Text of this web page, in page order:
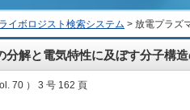
イボロジスト検索システム > 放電プラズ
分解と電気特性に及ぼす分子構
70 ） 3 号 162 頁